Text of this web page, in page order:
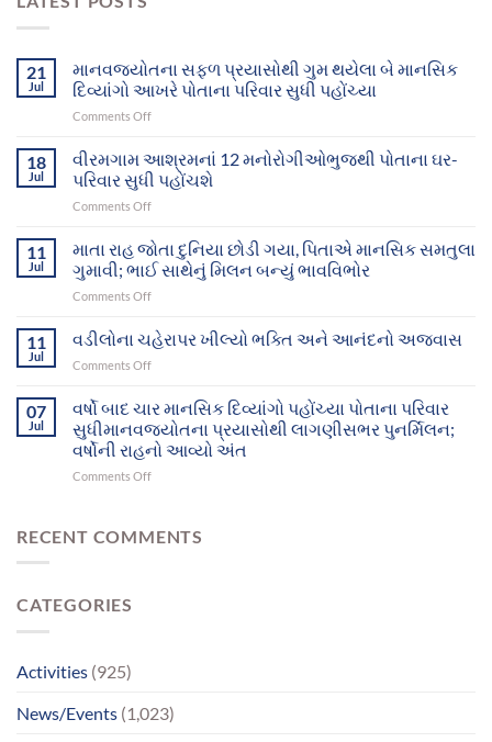
21
Jul
માનવજ્યોતના સફળ પ્રયાસોથી ગુમ થયેલા બે માનસિક
દિવ્યાંગો આખરે પોતાના પરિવાર સુધી પહોંચ્યા
Comments Offon
સફળ
પ્રયાસોથી
ગુમ
થયેલા
માનસિક
દિવ્યાંગો
સુધી
18
Jul
વીરમગામ આશ્રમનાં 12 મનોરોગીઓભુજથી પોતાના ઘર-
પરિવાર સુધી પહોંચશે
Comments Offon
આશ્રમનાં
12
મનોરોગીઓભુજથી
પોતાના
પરિવાર
સુધી
11
Jul
માતા રાહ જોતા દુનિયા છોડી ગયા, પિતાએ માનસિક સમતુલા
ગુમાવી; ભાઈ સાથેનું મિલન બન્યું ભાવવિભોર
Comments Offon
રાહ
જોતા
દુનિયા
ગયા,
પિતાએ
માનસિક
મિલન
11
Jul
વડીલોના ચહેરાપર ખીલ્યો ભક્તિ અને આનંદનો અજવાસ
Comments Offon
ચહેરાપર
ખીલ્યો
ભક્તિ
અને
આનંદનો
07
Jul
વર્ષો બાદ ચાર માનસિક દિવ્યાંગો પહોંચ્યા પોતાના પરિવાર
સુધીમાનવજ્યોતના પ્રયાસોથી લાગણીસભર પુનર્મિલન;
વર્ષોની રાહનો આવ્યો અંત
Comments Offon
ચાર
વર્ષોની
RECENT COMMENTS
CATEGORIES
Activities (925)
News/Events (1,023)